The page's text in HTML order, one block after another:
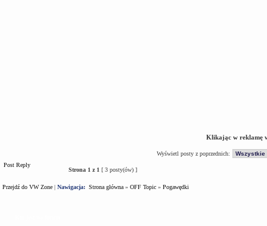
Klikając w reklamę
Wyświetl posty z poprzednich:
Post Reply
Strona 1 z 1 [ 3 posty(ów) ]
Przejdź do VW Zone | Nawigacja: Strona główna » OFF Topic » Pogawędki